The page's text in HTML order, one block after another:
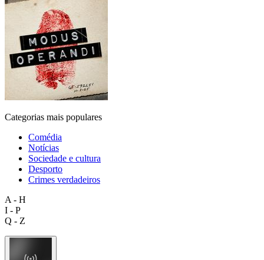
Categorias mais populares
Comédia
Notícias
Sociedade e cultura
Desporto
Crimes verdadeiros
A - H
I - P
Q - Z